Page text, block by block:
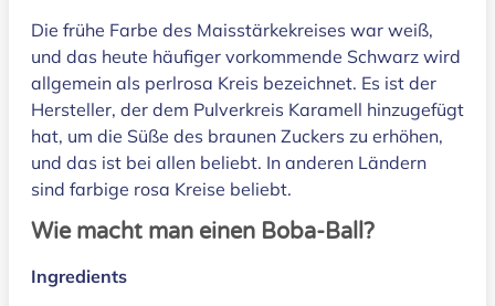
Die frühe Farbe des Maisstärkekreises war weiß,
und das heute häufiger vorkommende Schwarz wird
allgemein als perlrosa Kreis bezeichnet. Es ist der
Hersteller, der dem Pulverkreis Karamell hinzugefügt
hat, um die Süße des braunen Zuckers zu erhöhen,
und das ist bei allen beliebt. In anderen Ländern
sind farbige rosa Kreise beliebt.
Wie macht man einen Boba-Ball?
Ingredients